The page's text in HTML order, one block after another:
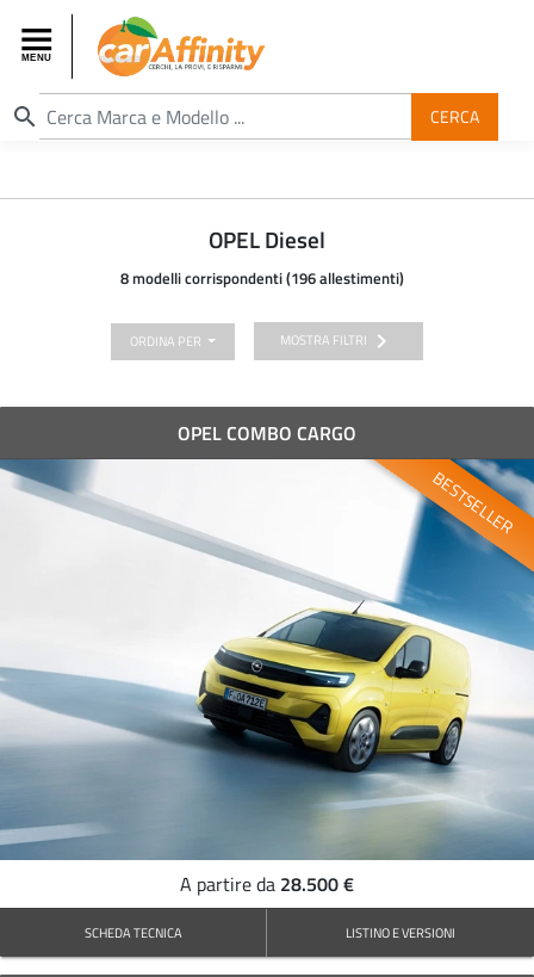
search CERCA
OPEL Diesel
8 modelli corrispondenti (196 allestimenti)
ORDINA PER MOSTRA FILTRI chevron_right
OPEL COMBO CARGO
BESTSELLER
A partire da 28.500 €
SCHEDA TECNICA LISTINO E VERSIONI